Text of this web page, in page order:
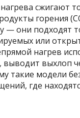
сжигают
горения
— они подходят
или
нагрев
выводит выхлоп
такие модели
где